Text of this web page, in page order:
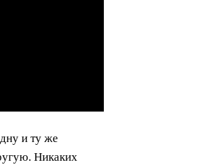
и ту же
Никаких